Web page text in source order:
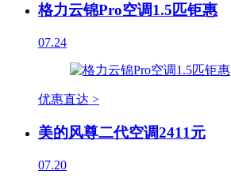
格力云锦Pro空调1.5匹钜惠
07.24
优惠直达 >
美的风尊二代空调2411元
07.20